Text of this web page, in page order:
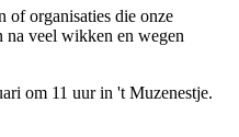
of organisaties die onze
na veel wikken en wegen
om 11 uur in 't Muzenestje.